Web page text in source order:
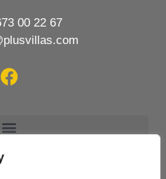
00 22 67